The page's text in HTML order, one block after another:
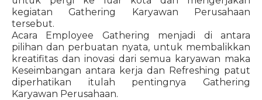
kegiatan Gathering Karyawan Perusahaan
tersebut.
Acara Employee Gathering menjadi di antara
pilihan dan perbuatan nyata, untuk membalikkan
kreatifitas dan inovasi dari semua karyawan maka
Keseimbangan antara kerja dan Refreshing patut
diperhatikan itulah pentingnya Gathering
Karyawan Perusahaan.